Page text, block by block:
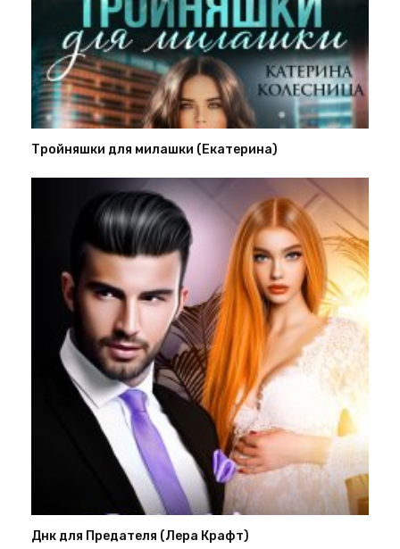
Тройняшки для милашки (Екатерина)
Днк для Предателя (Лера Крафт)